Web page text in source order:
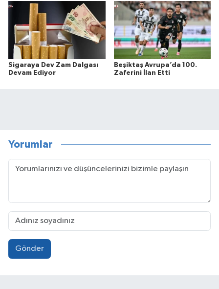
Sigaraya Dev Zam Dalgası
Devam Ediyor
Beşiktaş Avrupa’da 100.
Zaferini İlan Etti
Yorumlar
Gönder